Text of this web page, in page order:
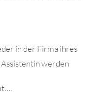
in der Firma ihres
werden